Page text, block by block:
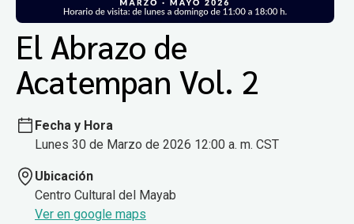
El Abrazo de
Acatempan Vol. 2
Fecha y Hora
Lunes 30 de Marzo de 2026 12:00 a. m. CST
Ubicación
Centro Cultural del Mayab
Ver en google maps